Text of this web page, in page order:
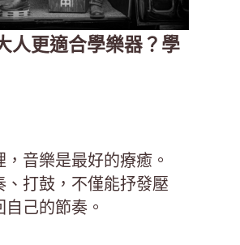
人更適合學樂器？學
音樂是最好的療癒。
、打鼓，不僅能抒發壓
己的節奏。